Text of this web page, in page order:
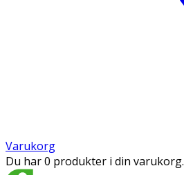
Varukorg
Du har 0 produkter i din varukorg.